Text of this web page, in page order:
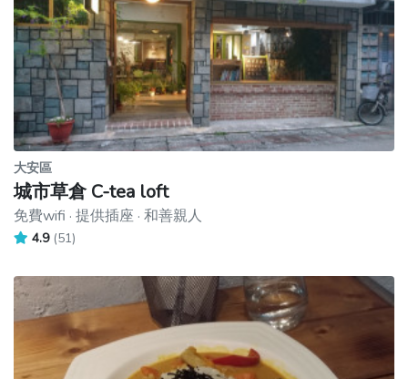
大安區
城市草倉 C-tea loft
免費wifi · 提供插座 · 和善親人
4.9 (51)